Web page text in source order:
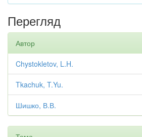
Перегляд
Автор
Chystokletov, L.H.
Tkachuk, T.Yu.
Шишко, В.В.